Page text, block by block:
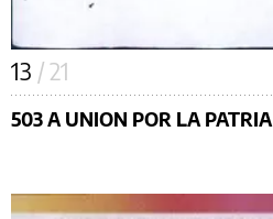
13 / 21
503 A UNION POR LA PATRIA